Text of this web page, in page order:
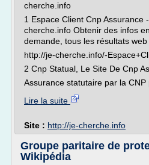
cherche.info
1 Espace Client Cnp Assurance
cherche.info Obtenir des infos
demande, tous les résultats
http://je-cherche.info/-
2 Cnp Statual, Le Site De Cnp
Assurance statutaire par la CNP
Lire la suite
Site : http://je-cherche.info
Groupe paritaire de
Wikipédia